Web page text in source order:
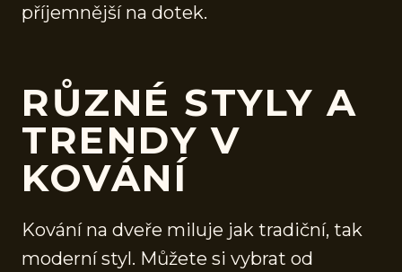
příjemnější na dotek.
RŮZNÉ STYLY A
TRENDY V
KOVÁNÍ
Kování na dveře miluje jak tradiční, tak
moderní styl. Můžete si vybrat od